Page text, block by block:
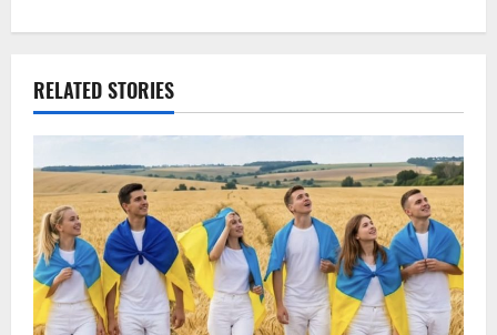
a
v
i
g
a
RELATED STORIES